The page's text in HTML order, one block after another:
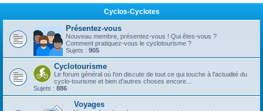
r
c
r
r
c
r
Cyclos-Cyclotes
Présentez-vous
Nouveau membre, présentez-vous ! Qui êtes-vous ?
Comment pratiquez-vous le cyclotourisme ?
Sujets : 905
Cyclotourisme
Le forum général où l'on discute de tout ce qui touche à l'actualité du
cyclo-tourisme et bien d'autres choses encore...
Sujets : 886
Voyages